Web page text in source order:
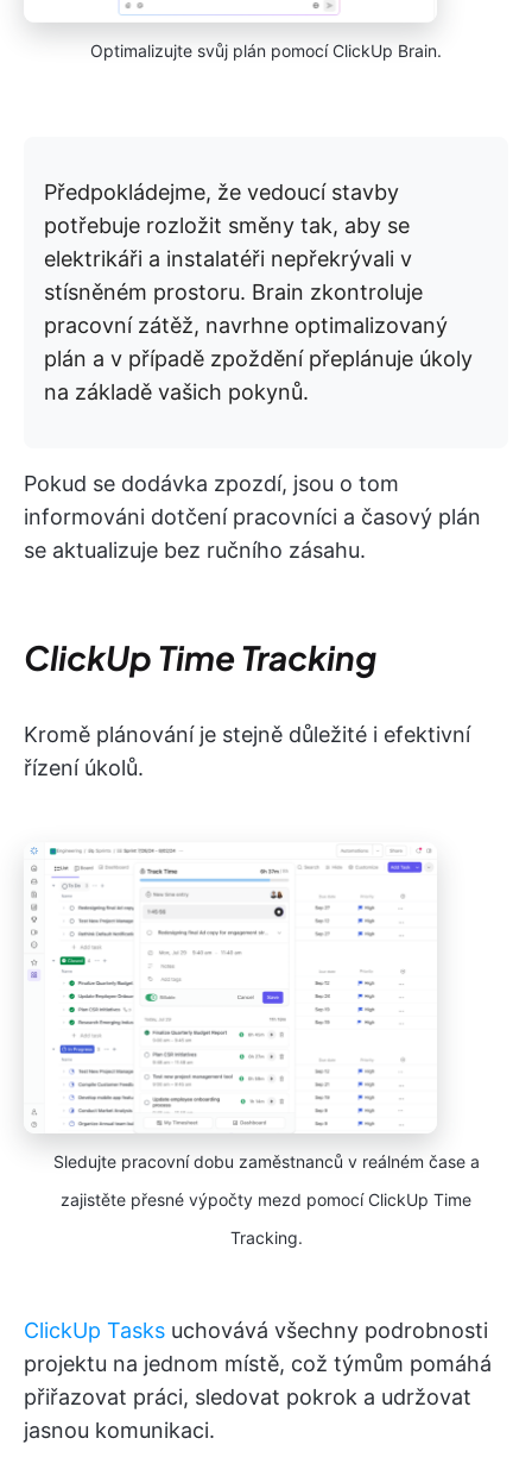
Optimalizujte svůj plán pomocí ClickUp Brain.
Předpokládejme, že vedoucí stavby
potřebuje rozložit směny tak, aby se
elektrikáři a instalatéři nepřekrývali v
stísněném prostoru. Brain zkontroluje
pracovní zátěž, navrhne optimalizovaný
plán a v případě zpoždění přeplánuje úkoly
na základě vašich pokynů.
Pokud se dodávka zpozdí, jsou o tom
informováni dotčení pracovníci a časový plán
se aktualizuje bez ručního zásahu.
ClickUp Time Tracking
Kromě plánování je stejně důležité i efektivní
řízení úkolů.
Sledujte pracovní dobu zaměstnanců v reálném čase a
zajistěte přesné výpočty mezd pomocí ClickUp Time
Tracking.
ClickUp Tasks uchovává všechny podrobnosti
projektu na jednom místě, což týmům pomáhá
přiřazovat práci, sledovat pokrok a udržovat
jasnou komunikaci.